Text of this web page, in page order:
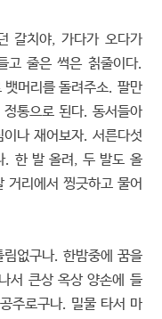
갈치야, 가다가 오다가
고 줄은 썩은 칡줄이다.
머리를 돌려주소. 팔만
통으로 된다. 동서들아
나 재어보자. 서른다섯
. 한 발 올려, 두 발도 올
리에서 찡긋하고 물어
없구나. 한밤중에 꿈을
서 큰상 옥상 양손에 들
주로구나. 밀물 타서 마